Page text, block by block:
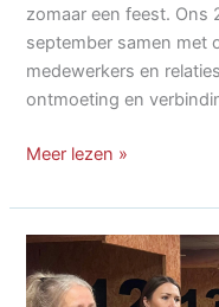
zomaar een feest. Ons
september samen met
medewerkers en
ontmoeting en
Kwetsbare
kunnen
al
25
jaar
Meer lezen »